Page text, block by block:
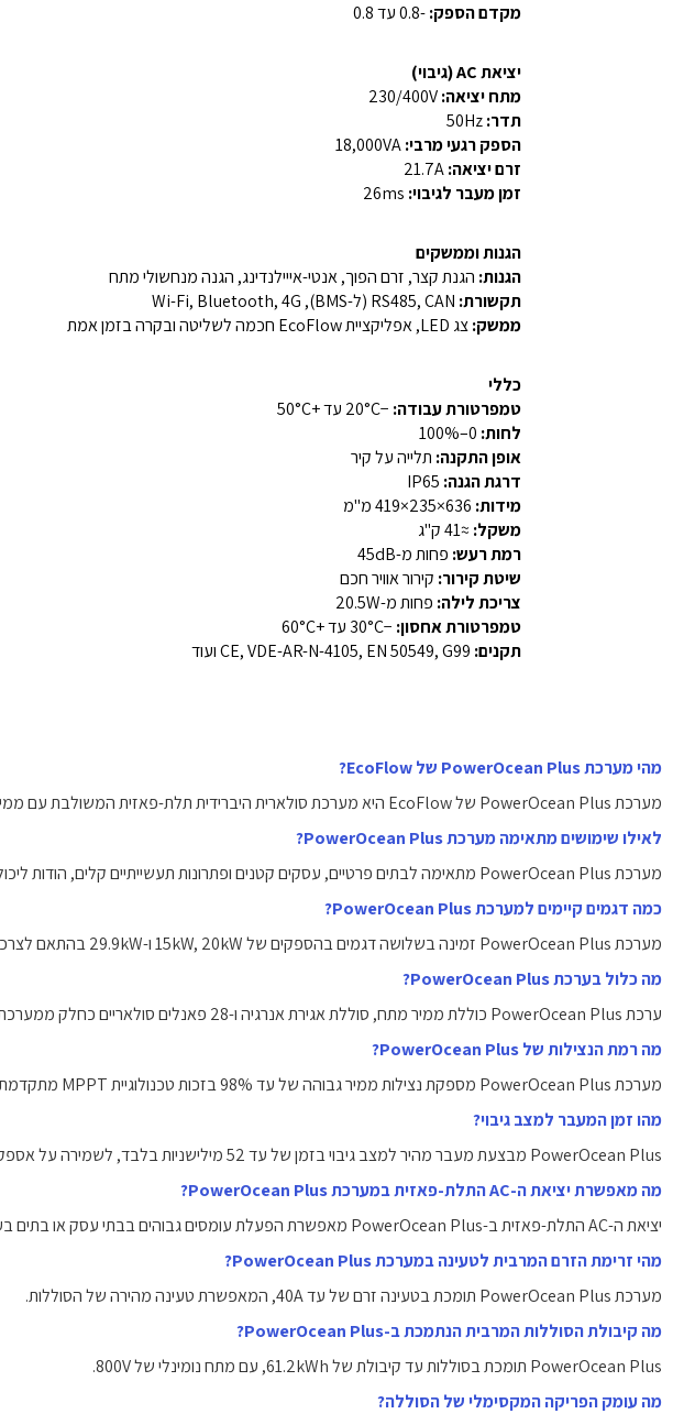
מקדם הספק:-0.8 עד 0.8
יציאת AC (גיבוי)
מתח יציאה:230/400V
תדר:50Hz
הספק רגעי מרבי:18,000VA
זרם יציאה:21.7A
זמן מעבר לגיבוי:
הגנות וממשקים
הגנות: הגנת קצר, זרם הפוך, אנטי-אייילנדינג, הגנה מנחשולי מתח
תקשורת:
ממשק:צג LED, אפליקציית EcoFlow חכמה לשליטה ובקרה בזמן אמת
כללי
טמפרטורת עבודה: −20°C עד +50°C
לחות:
אופן התקנה: תלייה על קיר
דרגת הגנה:
מידות:
משקל: ≈41 ק"ג
רמת רעש: פחות מ-45dB
שיטת קירור: קירור אוויר חכם
צריכת לילה: פחות מ-20.5W
טמפרטורת אחסון: −30°C עד +60°C
תקנים:
מהי מערכת PowerOcean Plus של EcoFlow?
מערכת PowerOcean Plus של EcoFlow היא מערכת סולארית היברידית תלת-פאזית המשולבת עם ממיר מתח, סוללות אגירה ויכולת גיבוי מלאה, המאפשרת ניהול אנרגיה יעיל בבתים פרטיים ובעסקים קטנים.
לאילו שימושים מתאימה מערכת PowerOcean Plus?
מערכת PowerOcean Plus מתאימה לבתים פרטיים, עסקים קטנים ופתרונות תעשייתיים קלים, הודות ליכולת ההספק הגמישה שלה ולמבנה הקומפקטי.
כמה דגמים קיימים למערכת PowerOcean Plus?
מערכת PowerOcean Plus זמינה בשלושה דגמים בהספקים של 15kW, 20kW ו-29.9kW בהתאם לצרכי המשתמש.
מה כלול בערכת PowerOcean Plus?
ערכת PowerOcean Plus כוללת ממיר מתח, סוללת אגירת אנרגיה ו-28 פאנלים סולאריים כחלק ממערכת מלאה.
מה רמת הנצילות של PowerOcean Plus?
מערכת PowerOcean Plus מספקת נצילות ממיר גבוהה של עד 98% בזכות טכנולוגיית MPPT מתקדמת.
מהו זמן המעבר למצב גיבוי?
PowerOcean Plus מבצעת מעבר מהיר למצב גיבוי בזמן של עד 52 מילישניות בלבד, לשמירה על אספקת חשמל רציפה.
מה מאפשרת יציאת ה-AC התלת-פאזית במערכת PowerOcean Plus?
יציאת ה-AC התלת-פאזית ב-PowerOcean Plus מאפשרת הפעלת עומסים גבוהים בבתי עסק או בתים בעת הפסקת חשמל.
מהי זרימת הזרם המרבית לטעינה במערכת PowerOcean Plus?
מערכת PowerOcean Plus תומכת בטעינה זרם של עד 40A, המאפשרת טעינה מהירה של הסוללות.
מה קיבולת הסוללות המרבית הנתמכת ב-PowerOcean Plus?
PowerOcean Plus תומכת בסוללות עד קיבולת של ‎61.2kWh‎, עם מתח נומינלי של ‎800V‎.
מה עומק הפריקה המקסימלי של הסוללה?